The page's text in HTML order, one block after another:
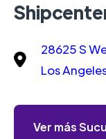
28625 S
Los
Ver más